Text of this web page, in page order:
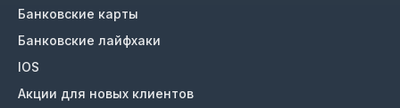
Банковские карты
Банковские лайфхаки
IOS
Акции для новых клиентов